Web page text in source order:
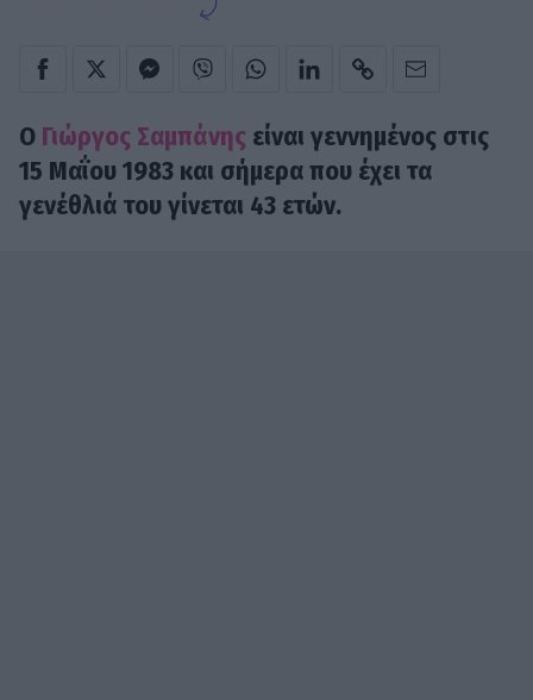
Ο Γιώργος Σαμπάνης είναι γεννημένος στις
15 Μαΐου 1983 και σήμερα που έχει τα
γενέθλιά του γίνεται 43 ετών.